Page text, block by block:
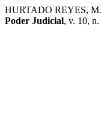
HURTADO REYES, M.
Poder Judicial, v. 10,